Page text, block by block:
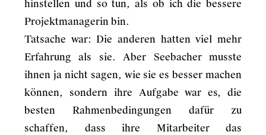
hinstellen und so tun, als ob ich die bessere
Projektmanagerin bin.
Tatsache war: Die anderen hatten viel mehr
Erfahrung als sie. Aber Seebacher musste
ihnen ja nicht sagen, wie sie es besser machen
können, sondern ihre Aufgabe war es, die
besten Rahmenbedingungen dafür zu
schaffen, dass ihre Mitarbeiter das